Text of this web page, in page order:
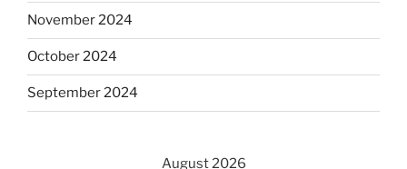
November 2024
October 2024
September 2024
August 2026